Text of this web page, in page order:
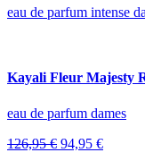
eau de parfum intense
Kayali Fleur Majesty
eau de parfum dames
126,95€ Oorspronkelijke
94,95 €Huidige